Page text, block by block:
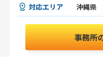
対応エリア 沖縄県
事務所